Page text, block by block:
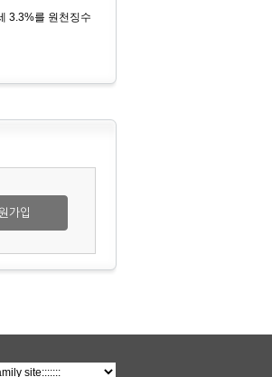
3.3%를 원천징수
가입